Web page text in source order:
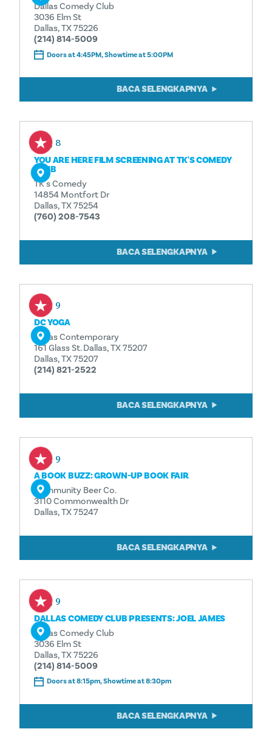
Dallas Comedy Club
3036 Elm St
Dallas, TX 75226
(214) 814-5009
Doors at 4:45PM, Showtime at 5:00PM
BACA SELENGKAPNYA
Aug 8
YOU ARE HERE FILM SCREENING AT TK'S COMEDY
CLUB
TK's Comedy
14854 Montfort Dr
Dallas, TX 75254
(760) 208-7543
BACA SELENGKAPNYA
Aug 9
DC YOGA
Dallas Contemporary
161 Glass St. Dallas, TX 75207
Dallas, TX 75207
(214) 821-2522
BACA SELENGKAPNYA
Aug 9
A BOOK BUZZ: GROWN-UP BOOK FAIR
Community Beer Co.
3110 Commonwealth Dr
Dallas, TX 75247
BACA SELENGKAPNYA
Aug 9
DALLAS COMEDY CLUB PRESENTS: JOEL JAMES
Dallas Comedy Club
3036 Elm St
Dallas, TX 75226
(214) 814-5009
Doors at 8:15pm, Showtime at 8:30pm
BACA SELENGKAPNYA